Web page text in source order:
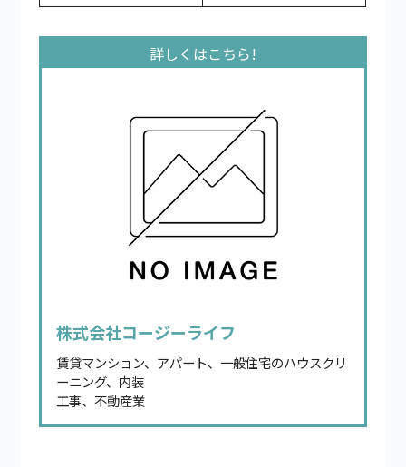
株式会社コージーライフ
賃貸マンション、アパート、一般住宅のハウスクリ
ーニング、内装
工事、不動産業